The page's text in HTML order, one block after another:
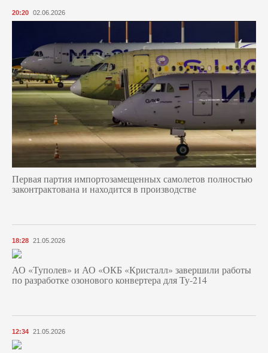
20:20 02.06.2026
Первая партия импортозамещенных самолетов полностью
законтрактована и находится в производстве
18:28 21.05.2026
АО «Туполев» и АО «ОКБ «Кристалл» завершили работы
по разработке озонового конвертера для Ту-214
12:34 21.05.2026